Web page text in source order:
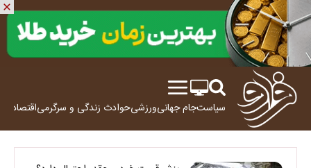
سیاستجام جهانیورزشیحوادث زندگی و سرگرمیاقتصاد